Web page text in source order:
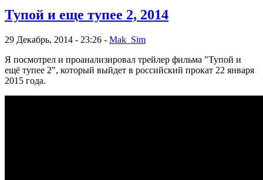
Тупой и еще тупее 2, 2014
29 Декабрь, 2014 - 23:26 - Mak_Sim
Я посмотрел и проанализировал трейлер фильма "Тупой и
ещё тупее 2", который выйдет в российский прокат 22 января
2015 года.